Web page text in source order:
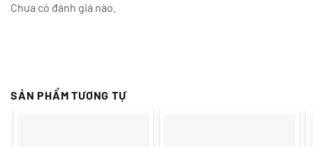
Chưa có đánh giá nào.
SẢN PHẨM TƯƠNG TỰ